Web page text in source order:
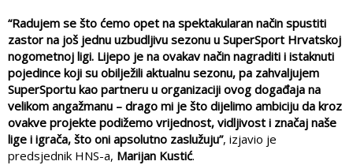
“Radujem se što ćemo opet na spektakularan način spustiti
zastor na još jednu uzbudljivu sezonu u SuperSport Hrvatskoj
nogometnoj ligi. Lijepo je na ovakav način nagraditi i istaknuti
pojedince koji su obilježili aktualnu sezonu, pa zahvaljujem
SuperSportu kao partneru u organizaciji ovog događaja na
velikom angažmanu – drago mi je što dijelimo ambiciju da kroz
ovakve projekte podižemo vrijednost, vidljivost i značaj naše
lige i igrača, što oni apsolutno zaslužuju”, izjavio je
predsjednik HNS-a, Marijan Kustić.